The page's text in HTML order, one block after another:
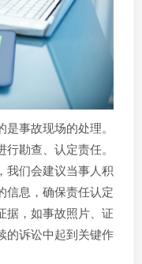
事故现场的处理。
勘查、认定责任。
我们会建议当事人积
信息，确保责任认定
据，如事故照片、证
的诉讼中起到关键作